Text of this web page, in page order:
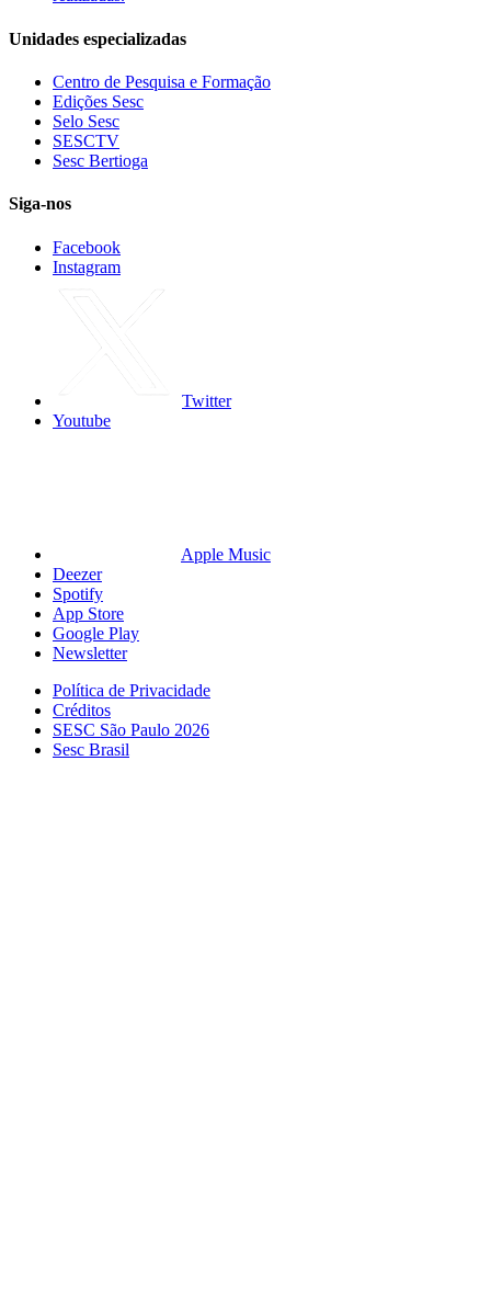
Unidades especializadas
Centro de Pesquisa e Formação
Edições Sesc
Selo Sesc
SESCTV
Sesc Bertioga
Siga-nos
Facebook
Instagram
Twitter
Youtube
Apple Music
Deezer
Spotify
App Store
Google Play
Newsletter
Política de Privacidade
Créditos
SESC São Paulo 2026
Sesc Brasil